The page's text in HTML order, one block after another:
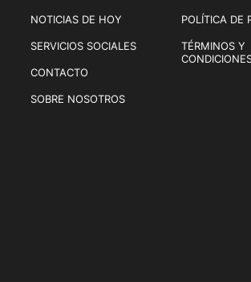
NOTICIAS DE HOY
SERVICIOS SOCIALES
CONTACTO
SOBRE NOSOTROS
POLÍTICA DE
TÉRMINOS Y